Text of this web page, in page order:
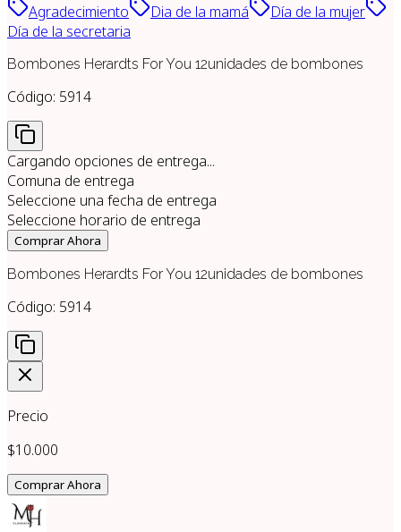
Agradecimiento
Dia de la mamá
Día de la mujer
Día de la secretaria
Bombones Herardts For You 12unidades de bombones
Código: 5914
Cargando opciones de entrega...
Comuna de entrega
Seleccione una fecha de entrega
Seleccione horario de entrega
Comprar Ahora
Bombones Herardts For You 12unidades de bombones
Código: 5914
Precio
$10.000
Comprar Ahora